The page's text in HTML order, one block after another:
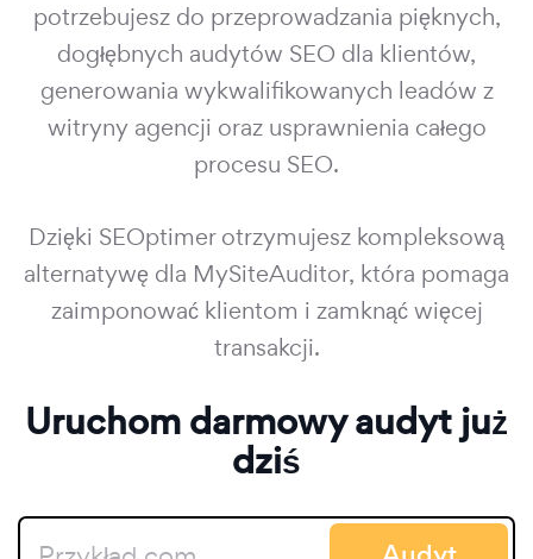
potrzebujesz do przeprowadzania pięknych,
dogłębnych audytów SEO dla klientów,
generowania wykwalifikowanych leadów z
witryny agencji oraz usprawnienia całego
procesu SEO.
Dzięki SEOptimer otrzymujesz kompleksową
alternatywę dla MySiteAuditor, która pomaga
zaimponować klientom i zamknąć więcej
transakcji.
Uruchom darmowy audyt już
dziś